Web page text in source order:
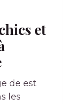
et
de est
les